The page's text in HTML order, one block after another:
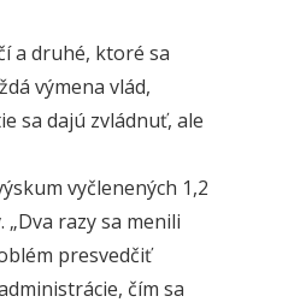
a druhé, ktoré sa
výmena vlád,
sa dajú zvládnuť, ale
vyčlenených 1,2
razy sa menili
presvedčiť
čím sa